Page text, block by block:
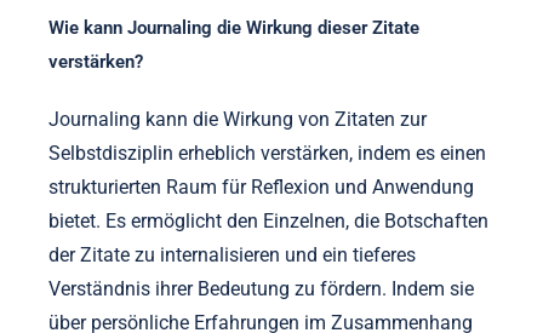
Wie kann Journaling die Wirkung dieser Zitate
verstärken?
Journaling kann die Wirkung von Zitaten zur
Selbstdisziplin erheblich verstärken, indem es einen
strukturierten Raum für Reflexion und Anwendung
bietet. Es ermöglicht den Einzelnen, die Botschaften
der Zitate zu internalisieren und ein tieferes
Verständnis ihrer Bedeutung zu fördern. Indem sie
über persönliche Erfahrungen im Zusammenhang